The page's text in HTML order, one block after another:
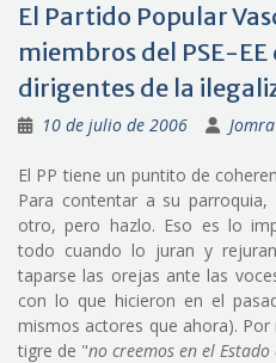
El Partido Popular
miembros del PSE-
dirigentes de la
10 de julio de 2006 Jomra
El PP tiene un puntito de
Para contentar a su
otro, pero hazlo. Eso es lo
todo cuando lo juran y
taparse las orejas ante las
con lo que hicieron en el
mismos actores que ahora).
tigre de "no creemos en el Estado